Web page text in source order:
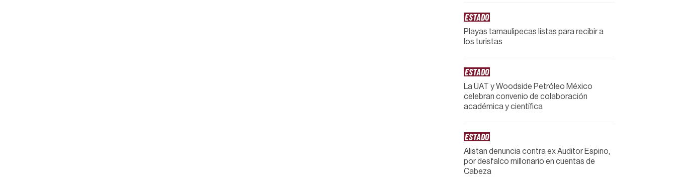
ESTADO
Playas tamaulipecas listas para recibir a
los turistas
ESTADO
La UAT y Woodside Petróleo México
celebran convenio de colaboración
académica y científica
ESTADO
Alistan denuncia contra ex Auditor Espino,
por desfalco millonario en cuentas de
Cabeza